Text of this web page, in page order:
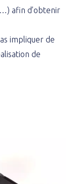
afin d’obtenir
impliquer de
de